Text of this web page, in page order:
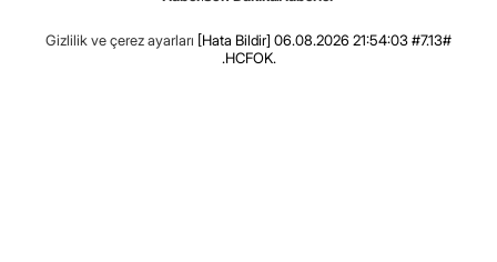
Gizlilik ve çerez ayarları [Hata Bildir] 06.08.2026 21:54:03 #7.13#
.HCFOK.